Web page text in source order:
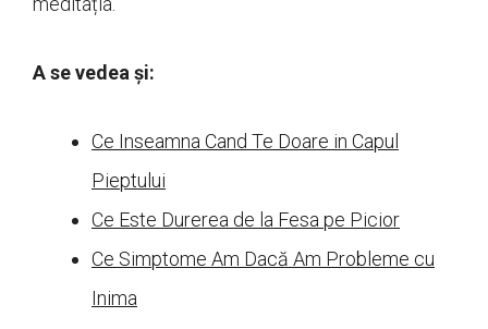
A se vedea și:
Ce Inseamna Cand Te Doare in Capul
Pieptului
Ce Este Durerea de la Fesa pe Picior
Ce Simptome Am Dacă Am Probleme cu
Inima